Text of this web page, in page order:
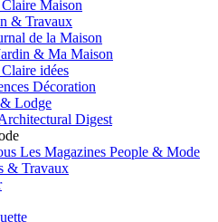
Maison
& Travaux
de la Maison
& Ma Maison
idées
Décoration
Lodge
Digest
Les Magazines People & Mode
& Travaux